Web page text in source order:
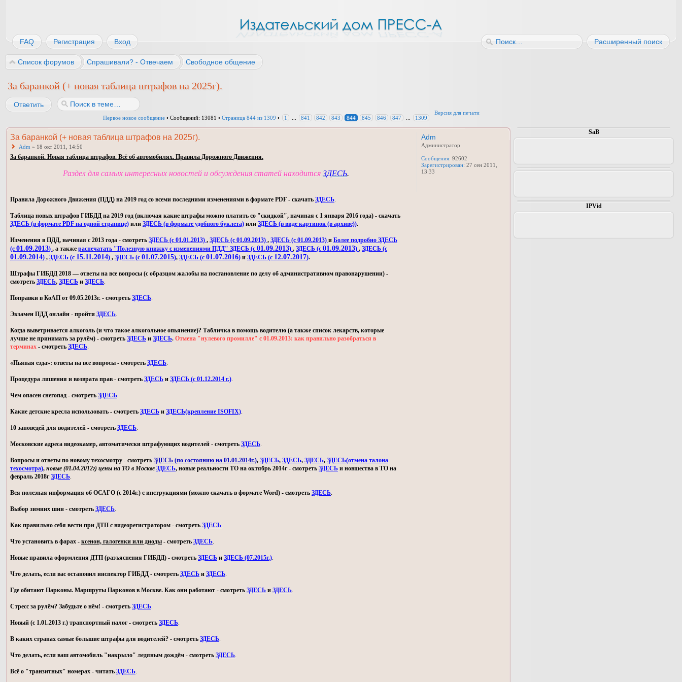
Расширенный поиск
FAQ Регистрация Вход
Версия для печати
Список форумов Спрашивали? - Отвечаем Свободное общение
За баранкой (+ новая таблица штрафов на 2025г).
Ответить
Первое новое сообщение • Сообщений: 13081 • Страница 844 из 1309 • 1 841 842 843 844 845 846 847 1309
За баранкой (+ новая таблица штрафов на 2025г).
Adm » 18 окт 2011, 14:50
За баранкой. Новая таблица штрафов. Всё об автомобилях. Правила Дорожного Движения.
Раздел для самых интересных новостей и обсуждения статей находится ЗДЕСЬ.
Правила Дорожного Движения (ПДД) на 2019 год со всеми последними изменениями в формате PDF - скачать ЗДЕСЬ.
Таблица новых штрафов ГИБДД на 2019 год (включая какие штрафы можно платить со "скидкой", начиная с 1 января 2016 года) - скачать
ЗДЕСЬ (в формате PDF на одной странице) или ЗДЕСЬ (в формате удобного буклета) или ЗДЕСЬ (в виде картинок (в архиве)).
Изменения в ПДД, начиная с 2013 года - смотреть ЗДЕСЬ (с 01.01.2013) , ЗДЕСЬ (с 01.09.2013) , ЗДЕСЬ (с 01.09.2013) и Более подробно ЗДЕСЬ
(с 01.09.2013) , а также распечатать "Полезную книжку с изменениями ПДД" ЗДЕСЬ (с 01.09.2013) , ЗДЕСЬ (с 01.09.2013) , ЗДЕСЬ (с
01.09.2014) , ЗДЕСЬ (с 15.11.2014) , ЗДЕСЬ (с 01.07.2015), ЗДЕСЬ (с 01.07.2016) и ЗДЕСЬ (с 12.07.2017).
Штрафы ГИБДД 2018 — ответы на все вопросы (с образцом жалобы на постановление по делу об административном правонарушении) -
смотреть ЗДЕСЬ, ЗДЕСЬ и ЗДЕСЬ.
Поправки в КоАП от 09.05.2013г. - смотреть ЗДЕСЬ.
Экзамен ПДД онлайн - пройти ЗДЕСЬ.
Когда выветривается алкоголь (и что такое алкогольное опьянение)? Табличка в помощь водителю (а также список лекарств, которые
лучше не принимать за рулём) - смотреть ЗДЕСЬ и ЗДЕСЬ. Отмена "нулевого промилле" с 01.09.2013: как правильно разобраться в
терминах - смотреть ЗДЕСЬ.
«Пьяная езда»: ответы на все вопросы - смотреть ЗДЕСЬ.
Процедура лишения и возврата прав - смотреть ЗДЕСЬ и ЗДЕСЬ (с 01.12.2014 г.).
Чем опасен снегопад - смотреть ЗДЕСЬ.
Какие детские кресла использовать - смотреть ЗДЕСЬ и ЗДЕСЬ(крепление ISOFIX).
10 заповедей для водителей - смотреть ЗДЕСЬ.
Московские адреса видеокамер, автоматически штрафующих водителей - смотреть ЗДЕСЬ.
Вопросы и ответы по новому техосмотру - смотреть ЗДЕСЬ (по состоянию на 01.01.2014г.), ЗДЕСЬ, ЗДЕСЬ, ЗДЕСЬ, ЗДЕСЬ(отмена талона
техосмотра), новые (01.04.2012г) цены на ТО в Москве ЗДЕСЬ, новые реальности ТО на октябрь 2014г - смотреть ЗДЕСЬ и новшества в ТО на
февраль 2018гЗДЕСЬ.
Вся полезная информация об ОСАГО (с 2014г.) с инструкциями (можно скачать в формате Word) - смотреть ЗДЕСЬ.
Выбор зимних шин - смотреть ЗДЕСЬ.
Как правильно себя вести при ДТП с видеорегистратором - смотреть ЗДЕСЬ.
Что установить в фарах - ксенон, галогенки или диоды - смотреть ЗДЕСЬ.
Новые правила оформления ДТП (разъяснения ГИБДД) - смотреть ЗДЕСЬ и ЗДЕСЬ (07.2015г.).
Что делать, если вас остановил инспектор ГИБДД - смотреть ЗДЕСЬ и ЗДЕСЬ.
Где обитают Парконы. Маршруты Парконов в Москве. Как они работают - смотреть ЗДЕСЬ и ЗДЕСЬ.
Стресс за рулём? Забудьте о нём! - смотреть ЗДЕСЬ.
Новый (с 1.01.2013 г.) транспортный налог - смотреть ЗДЕСЬ.
В каких странах самые большие штрафы для водителей? - смотреть ЗДЕСЬ.
Что делать, если ваш автомобиль "накрыло" ледяным дождём - смотреть ЗДЕСЬ.
Всё о "транзитных" номерах - читать ЗДЕСЬ.
Adm
Администратор
Сообщения: 92602
Зарегистрирован: 27 сен 2011,
13:33
SaB
IPVid